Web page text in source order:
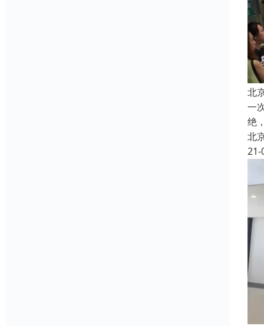
北
一
绝
北
21-